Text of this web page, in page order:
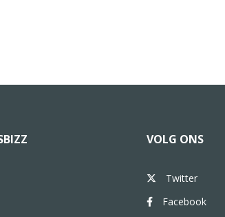
VOLG ONS
Twitter
Facebook